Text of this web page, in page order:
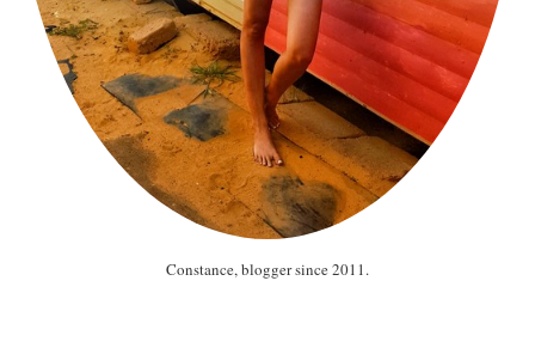
Constance, blogger since 2011.